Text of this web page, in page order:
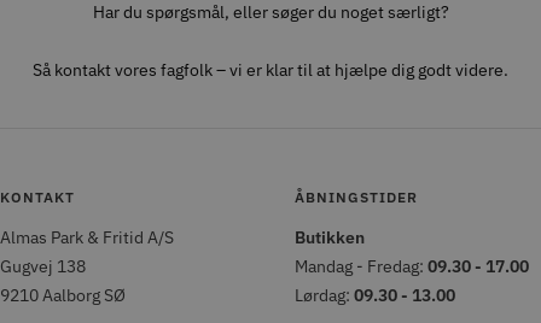
Har du spørgsmål, eller søger du noget særligt?
Så kontakt vores fagfolk – vi er klar til at hjælpe dig godt videre.
KONTAKT
Almas Park & Fritid A/S
Gugvej 138
9210 Aalborg SØ
ÅBNINGSTIDER
Butikken
Mandag - Fredag: 09.30 - 17.00
Lørdag: 09.30 - 13.00